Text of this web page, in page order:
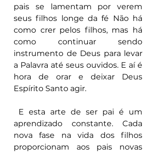
pais se lamentam por verem
seus filhos longe da fé Não há
como crer pelos filhos, mas há
como continuar sendo
instrumento de Deus para levar
a Palavra até seus ouvidos. E aí é
hora de orar e deixar Deus
Espírito Santo agir.
aprendizado constante. Cada
nova fase na vida dos filhos
proporcionam aos pais novas